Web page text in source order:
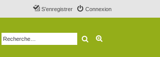
Connexion
S’enregistrer
Rechercher